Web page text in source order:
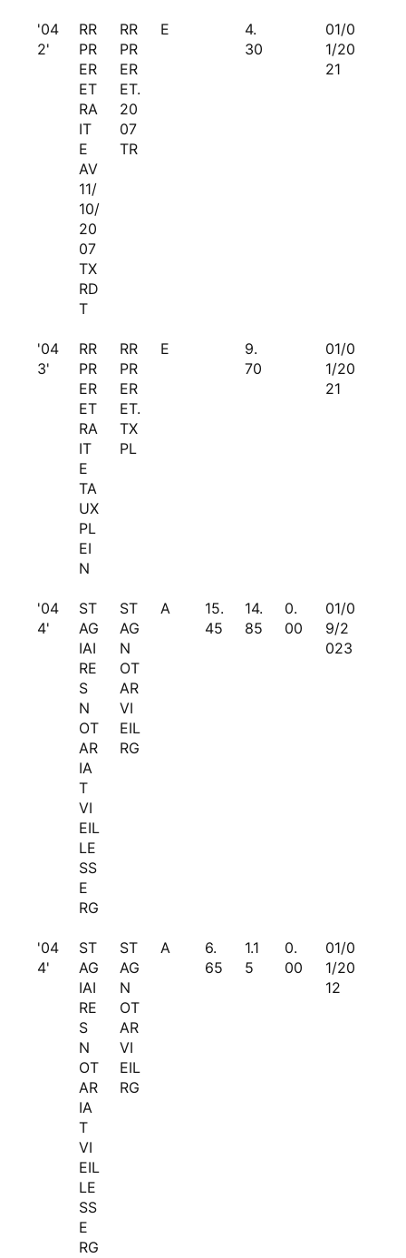
'04
2'
RR
PR
ER
ET
RA
IT
E
AV
11/
10/
20
07
TX
RD
T
RR
PR
ER
ET.
20
07
TR
E
4.
30
01/0
1/20
21
'04
3'
RR
PR
ER
ET
RA
IT
E
TA
UX
PL
EI
N
RR
PR
ER
ET.
TX
PL
E
9.
70
01/0
1/20
21
'04
4'
ST
AG
IAI
RE
S
N
OT
AR
IA
T
VI
EIL
LE
SS
E
RG
ST
AG
N
OT
AR
VI
EIL
RG
A
15.
45
14.
85
0.
00
01/0
9/2
023
'04
4'
ST
AG
IAI
RE
S
N
OT
AR
IA
T
VI
EIL
LE
SS
E
RG
ST
AG
N
OT
AR
VI
EIL
RG
A
6.
65
1.1
5
0.
00
01/0
1/20
12